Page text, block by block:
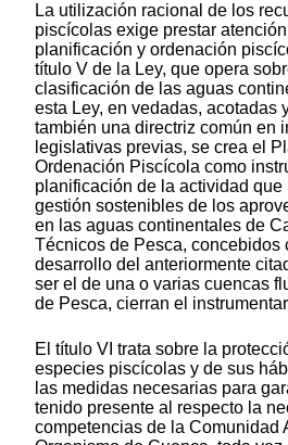
La utilización racional de los
piscícolas exige prestar
planificación y ordenación
título V de la Ley, que opera
clasificación de las aguas
esta Ley, en vedadas, acotadas
también una directriz común en
legislativas previas, se crea el
Ordenación Piscícola como
planificación de la actividad
gestión sostenibles de los
en las aguas continentales de
Técnicos de Pesca, concebidos
desarrollo del anteriormente
ser el de una o varias cuencas
de Pesca, cierran el
El título VI trata sobre la
especies piscícolas y de sus
las medidas necesarias para
tenido presente al respecto la
competencias de la Comunidad